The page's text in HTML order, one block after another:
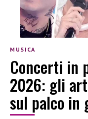
MUSICA
Concerti in
2026: gli
sul palco in